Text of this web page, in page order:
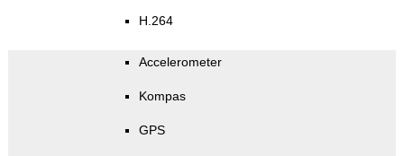
H.264
Accelerometer
Kompas
GPS